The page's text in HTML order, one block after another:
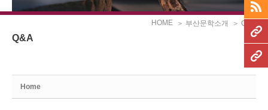
HOME ＞ 부산문학소개 ＞ Q&A
Q&A
Home